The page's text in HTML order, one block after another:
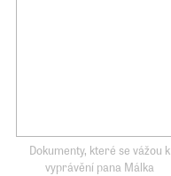
Dokumenty, které se vážou k
vyprávění pana Málka